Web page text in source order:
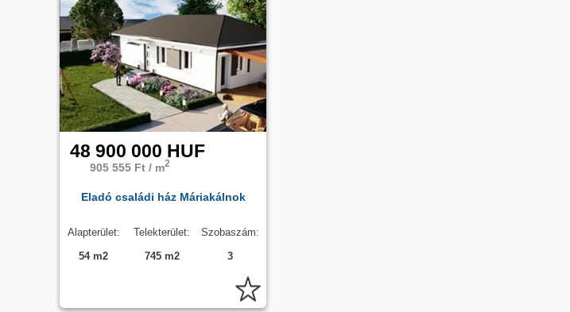
48 900 000 HUF
905 555 Ft / m2
Eladó családi ház Máriakálnok
Alapterület: Telekterület:
Szobaszám:
54 m2
745 m2 3